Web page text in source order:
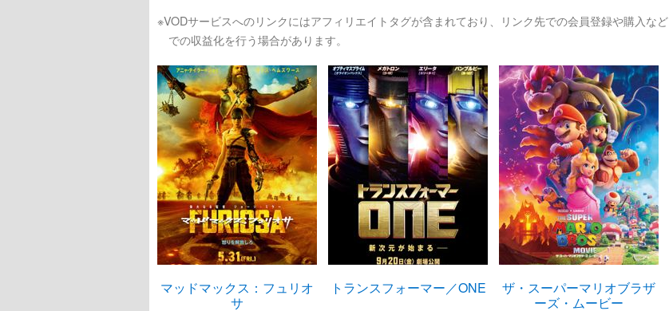
※VODサービスへのリンクにはアフィリエイトタグが含まれており、リンク先での会員登録や購入など
での収益化を行う場合があります。
マッドマックス：フュリオ
サ
トランスフォーマー／ONE
ザ・スーパーマリオブラザ
ーズ・ムービー